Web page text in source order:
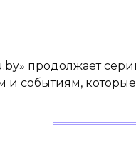
продолжает
и событиям,